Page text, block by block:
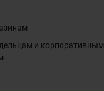
и корпоративным